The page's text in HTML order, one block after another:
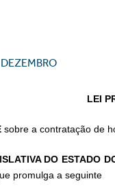
DEZEMBRO
LEI
sobre a contratação de
DO ESTADO
promulga a seguinte